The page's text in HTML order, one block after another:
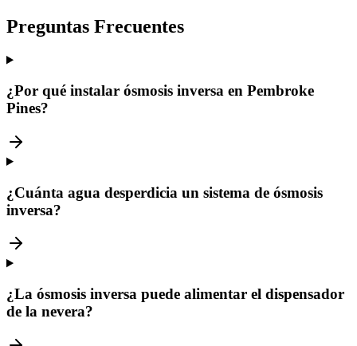
Preguntas Frecuentes
¿Por qué instalar ósmosis inversa en Pembroke
Pines?
¿Cuánta agua desperdicia un sistema de ósmosis
inversa?
¿La ósmosis inversa puede alimentar el dispensador
de la nevera?